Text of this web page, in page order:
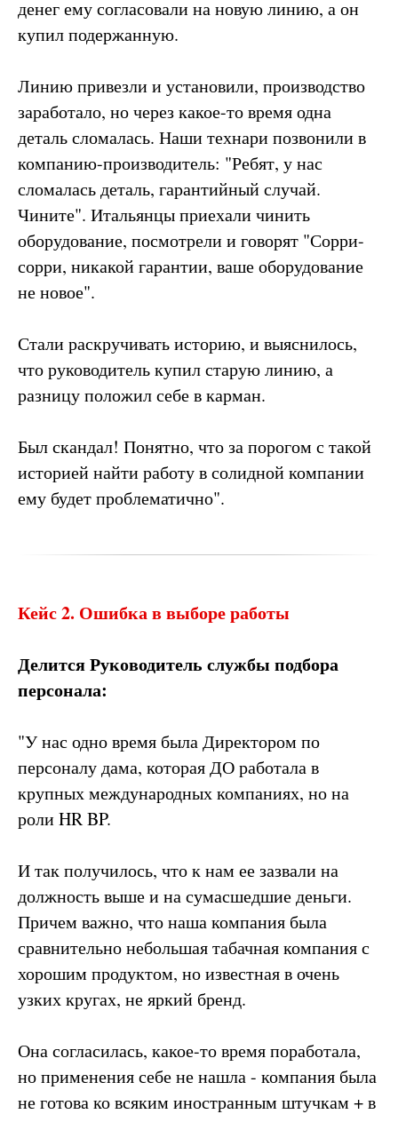
денег ему согласовали на новую линию, а он
купил подержанную.
Линию привезли и установили, производство
заработало, но через какое-то время одна
деталь сломалась. Наши технари позвонили в
компанию-производитель: "Ребят, у нас
сломалась деталь, гарантийный случай.
Чините". Итальянцы приехали чинить
оборудование, посмотрели и говорят "Сорри-
сорри, никакой гарантии, ваше оборудование
не новое".
Стали раскручивать историю, и выяснилось,
что руководитель купил старую линию, а
разницу положил себе в карман.
Был скандал! Понятно, что за порогом с такой
историей найти работу в солидной компании
ему будет проблематично".
Кейс 2. Ошибка в выборе работы
Делится Руководитель службы подбора
персонала:
"У нас одно время была Директором по
персоналу дама, которая ДО работала в
крупных международных компаниях, но на
роли HR BP.
И так получилось, что к нам ее зазвали на
должность выше и на сумасшедшие деньги.
Причем важно, что наша компания была
сравнительно небольшая табачная компания с
хорошим продуктом, но известная в очень
узких кругах, не яркий бренд.
Она согласилась, какое-то время поработала,
но применения себе не нашла - компания была
не готова ко всяким иностранным штучкам + в